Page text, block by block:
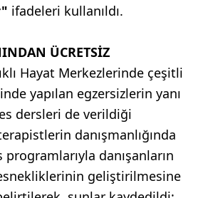
ifadeleri kullanıldı.
ÜCRETSİZ
Hayat Merkezlerinde çeşitli
yapılan egzersizlerin yanı
dersleri de verildiği
danışmanlığında
danışanların
geliştirilmesine